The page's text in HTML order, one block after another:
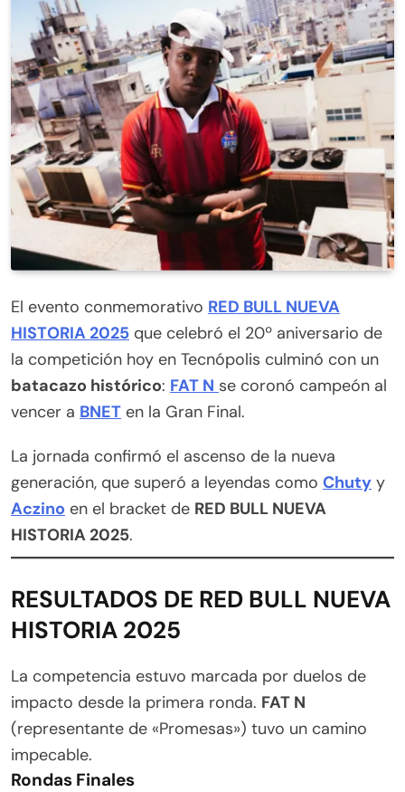
votación oficial
El evento conmemorativo RED BULL NUEVA
HISTORIA 2025 que celebró el 20º aniversario de
la competición hoy en Tecnópolis culminó con un
batacazo histórico: FAT N se coronó campeón al
vencer a BNET en la Gran Final.
La jornada confirmó el ascenso de la nueva
generación, que superó a leyendas como Chuty y
Aczino en el bracket de RED BULL NUEVA
HISTORIA 2025.
RESULTADOS DE RED BULL NUEVA
HISTORIA 2025
La competencia estuvo marcada por duelos de
impacto desde la primera ronda. FAT N
(representante de «Promesas») tuvo un camino
impecable.
Rondas Finales